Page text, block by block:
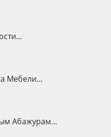
Мебели...
Абажурам...